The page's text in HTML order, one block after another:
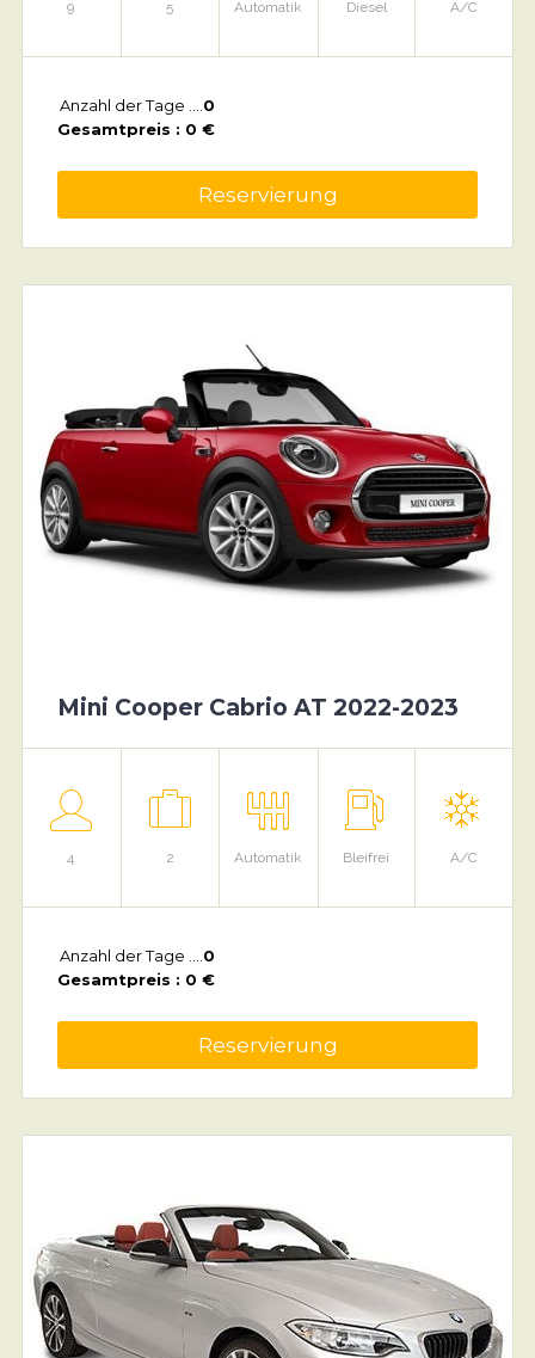
9 5 Automatik Diesel A/C
Anzahl der Tage .... 0
Gesamtpreis : 0 €
Reservierung
Mini Cooper Cabrio AT 2022-2023
4 2 Automatik Bleifrei A/C
Anzahl der Tage .... 0
Gesamtpreis : 0 €
Reservierung